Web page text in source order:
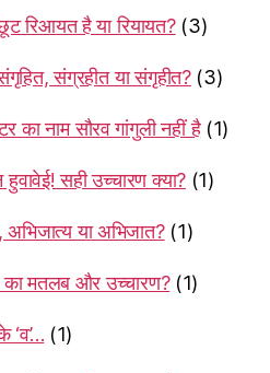
रिआयत है या रियायत? (3)
संग्रहीत या संगृहीत? (3)
नाम सौरव गांगुली नहीं है (1)
सही उच्चारण क्या? (1)
या अभिजात? (1)
मतलब और उच्चारण? (1)
‘व’… (1)